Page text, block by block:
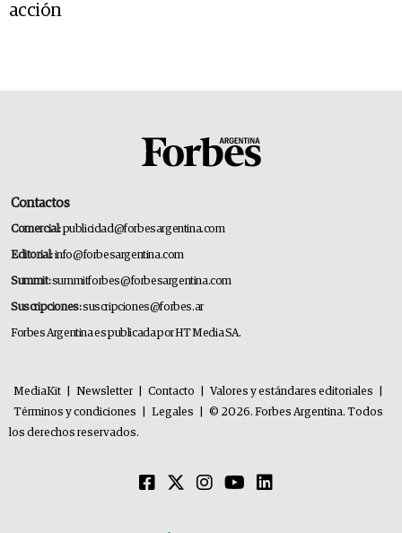
acción
Contactos
Comercial:publicidad@forbesargentina.com
Editorial:info@forbesargentina.com
Summit:summitforbes@forbesargentina.com
Suscripciones:suscripciones@forbes.ar
Forbes Argentina es publicada por HT Media SA.
MediaKit Newsletter Contacto Valores y estándares editoriales
Términos y condiciones
Legales
© 2026. Forbes Argentina. Todos
los derechos reservados.